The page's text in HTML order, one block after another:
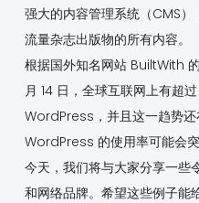
强大的内容管理系统（CMS
流量杂志出版物的所有内容。
根据国外知名网站 BuiltWith
月 14 日，全球互联网上有超
WordPress，并且这一趋势还
WordPress 的使用率可能会突
今天，我们将与大家分享一
和网络品牌。希望这些例子能